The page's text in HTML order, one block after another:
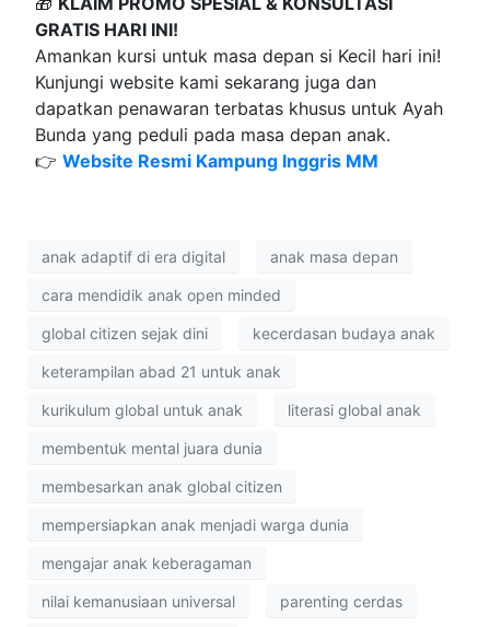
GRATIS HARI INI!
Amankan kursi untuk masa depan si Kecil hari ini!
Kunjungi website kami sekarang juga dan
dapatkan penawaran terbatas khusus untuk Ayah
Bunda yang peduli pada masa depan anak.
👉 Website Resmi Kampung Inggris MM
anak adaptif di era digital anak masa depan
cara mendidik anak open minded
global citizen sejak dini kecerdasan budaya anak
keterampilan abad 21 untuk anak
kurikulum global untuk anak literasi global anak
membentuk mental juara dunia
membesarkan anak global citizen
mempersiapkan anak menjadi warga dunia
mengajar anak keberagaman
nilai kemanusiaan universal parenting cerdas